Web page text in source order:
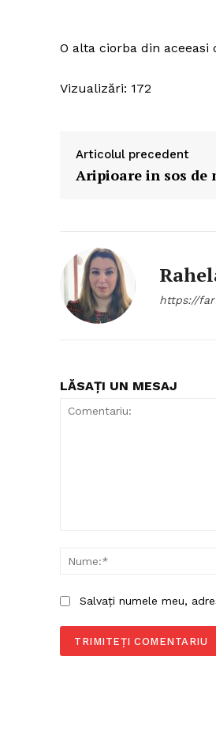
O alta ciorba din aceeasi
Vizualizări: 172
Articolul precedent
Aripioare in sos de
https://
LĂSAȚI UN MESAJ
Salvați numele meu,